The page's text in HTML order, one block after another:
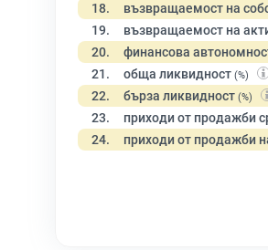
18. възвращаемост на
19. възвращаемост на
20. финансова
21. обща ликвидност (%)
22. бърза ликвидност (%)
23. приходи от продажби
24. приходи от продажби